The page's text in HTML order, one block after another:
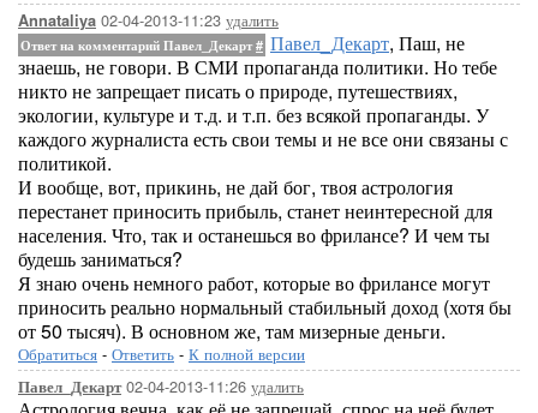
Annataliya 02-04-2013-11:23 удалить
Ответ на комментарий Павел_Декарт# Павел_Декарт, Паш, не
знаешь, не говори. В СМИ пропаганда политики. Но тебе
никто не запрещает писать о природе, путешествиях,
экологии, культуре и т.д. и т.п. без всякой пропаганды. У
каждого журналиста есть свои темы и не все они связаны с
политикой.
И вообще, вот, прикинь, не дай бог, твоя астрология
перестанет приносить прибыль, станет неинтересной для
населения. Что, так и останешься во фрилансе? И чем ты
будешь заниматься?
Я знаю очень немного работ, которые во фрилансе могут
приносить реально нормальный стабильный доход (хотя бы
от 50 тысяч). В основном же, там мизерные деньги.
Обратиться - Ответить - К полной версии
Павел_Декарт02-04-2013-11:26 удалить